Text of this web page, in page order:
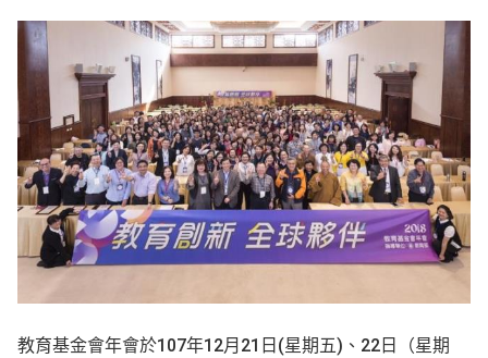
教育基金會年會於107年12月21日(星期五)、22日（星期